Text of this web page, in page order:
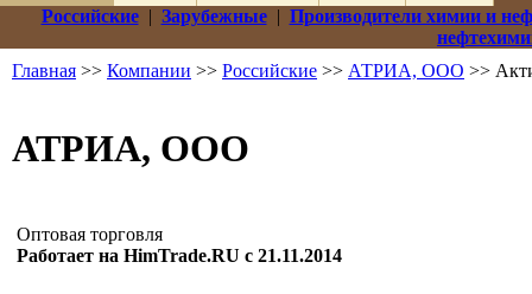
Российские| Зарубежные| Производители химии и
Главная >> Компании >> Российские >> АТРИА, ООО >>
АТРИА, ООО
Оптовая торговля
Работает на HimTrade.RU с 21.11.2014